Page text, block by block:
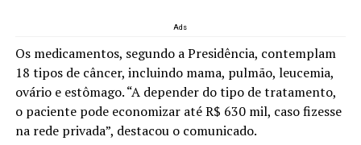
Ads
Os medicamentos, segundo a Presidência, contemplam
18 tipos de câncer, incluindo mama, pulmão, leucemia,
ovário e estômago. “A depender do tipo de tratamento,
o paciente pode economizar até R$ 630 mil, caso fizesse
na rede privada”, destacou o comunicado.